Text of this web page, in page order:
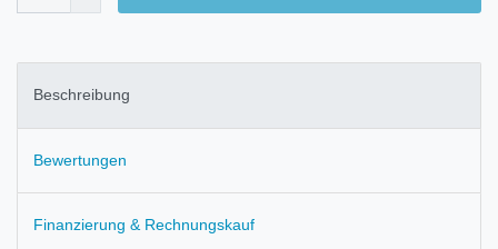
Beschreibung
Bewertungen
Finanzierung & Rechnungskauf